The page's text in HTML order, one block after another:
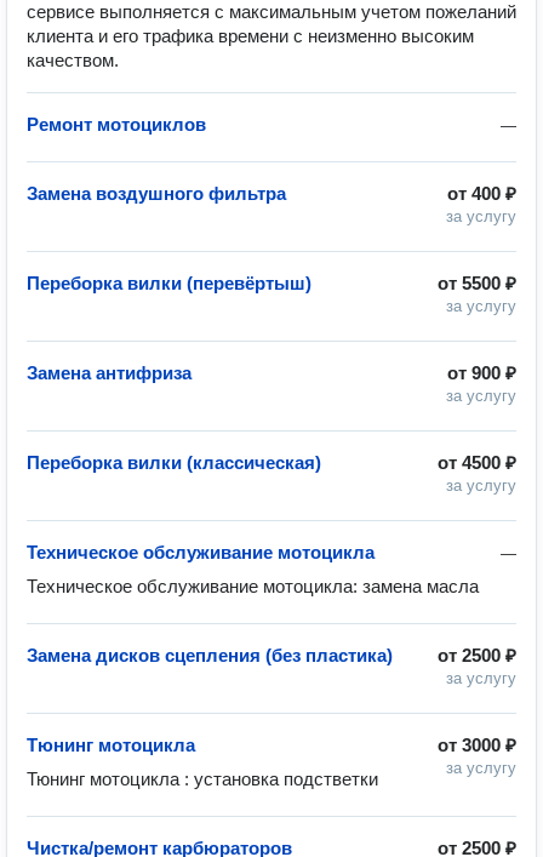
сервисе выполняется с максимальным учетом пожеланий
клиента и его трафика времени с неизменно высоким
качеством.
—
Ремонт мотоциклов
от 400 ₽
за услугу
Замена воздушного фильтра
от 5500 ₽
за услугу
Переборка вилки (перевёртыш)
от 900 ₽
за услугу
Замена антифриза
от 4500 ₽
за услугу
Переборка вилки (классическая)
—
Техническое обслуживание мотоцикла
Техническое обслуживание мотоцикла: замена масла
от 2500 ₽
за услугу
Замена дисков сцепления (без пластика)
от 3000 ₽
за услугу
Тюнинг мотоцикла
Тюнинг мотоцикла : установка подстветки
от 2500 ₽
Чистка/ремонт карбюраторов